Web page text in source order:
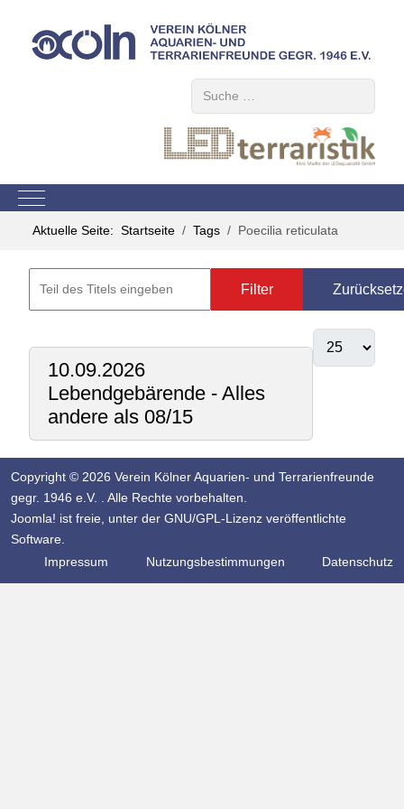
Mobile Menu Toggle
Aktuelle Seite: Startseite Tags Poecilia reticulata
Filter
10.09.2026
Lebendgebärende - Alles
andere als 08/15
Copyright © 2026 Verein Kölner Aquarien- und Terrarienfreunde
gegr. 1946 e.V. . Alle Rechte vorbehalten.
Joomla! ist freie, unter der GNU/GPL-Lizenz veröffentlichte
Software.
Impressum
Nutzungsbestimmungen Datenschutz